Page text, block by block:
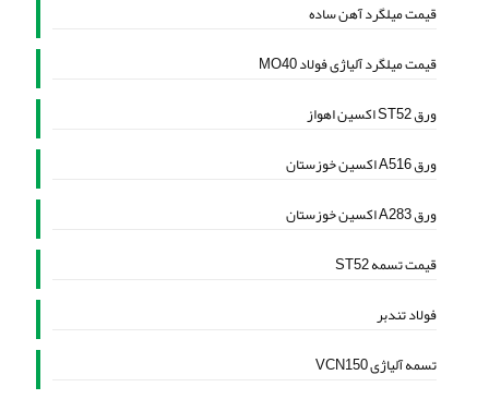
قیمت میلگرد آهن ساده
قیمت میلگرد آلیاژی فولاد MO40
ورق ST52 اکسین اهواز
ورق A516 اکسین خوزستان
ورق A283 اکسین خوزستان
قیمت تسمه ST52
فولاد تندبر
تسمه آلیاژی VCN150